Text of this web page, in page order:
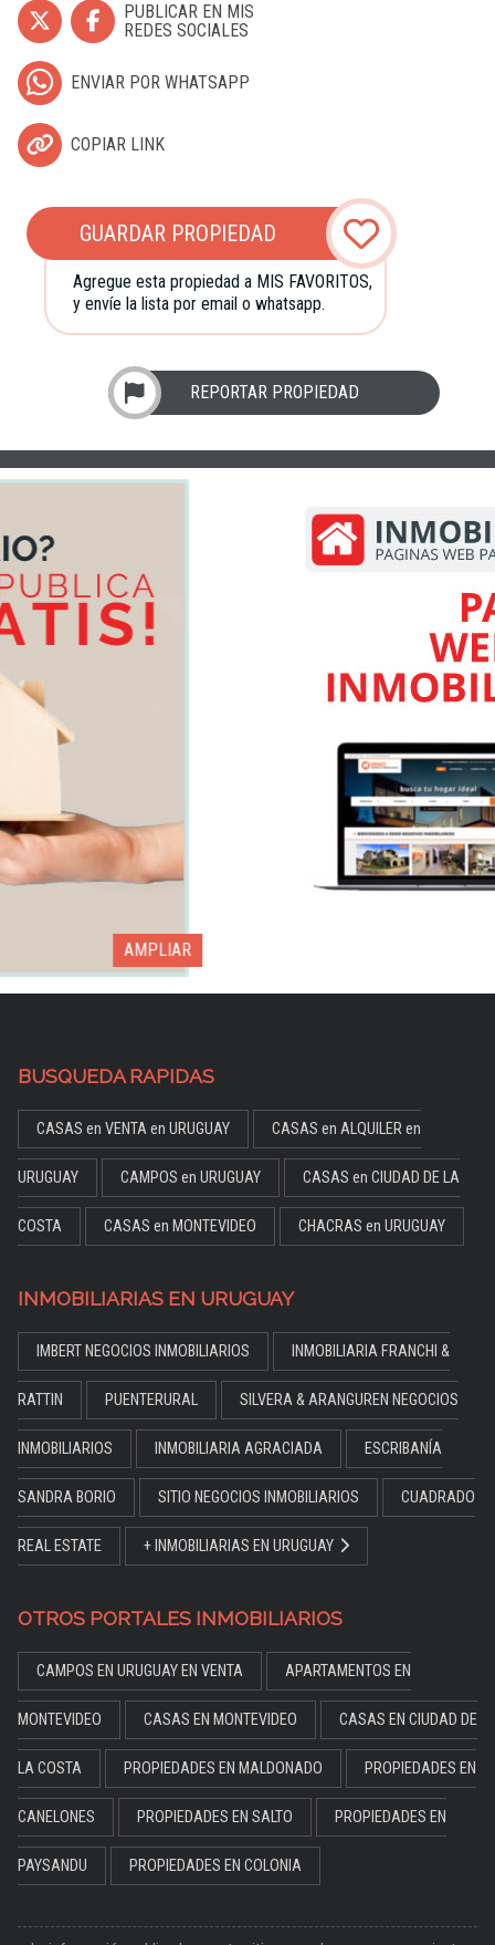
PUBLICAR EN MIS
REDES SOCIALES
ENVIAR POR WHATSAPP
COPIAR LINK
GUARDAR PROPIEDAD
Agregue esta propiedad a MIS FAVORITOS,
y envíe la lista por email o whatsapp.
REPORTAR PROPIEDAD
BUSQUEDA RAPIDAS
CASAS en VENTA en URUGUAY CASAS en ALQUILER en
URUGUAY CAMPOS en URUGUAY CASAS en CIUDAD DE LA
COSTA CASAS en MONTEVIDEO CHACRAS en URUGUAY
INMOBILIARIAS EN URUGUAY
IMBERT NEGOCIOS INMOBILIARIOS INMOBILIARIA FRANCHI &
RATTIN PUENTERURAL SILVERA & ARANGUREN NEGOCIOS
INMOBILIARIOS INMOBILIARIA AGRACIADA ESCRIBANÍA
SANDRA BORIO SITIO NEGOCIOS INMOBILIARIOS CUADRADO
REAL ESTATE + INMOBILIARIAS EN URUGUAY
OTROS PORTALES INMOBILIARIOS
CAMPOS EN URUGUAY EN VENTA APARTAMENTOS EN
MONTEVIDEO CASAS EN MONTEVIDEO CASAS EN CIUDAD DE
LA COSTA PROPIEDADES EN MALDONADO PROPIEDADES EN
CANELONES PROPIEDADES EN SALTO PROPIEDADES EN
PAYSANDU PROPIEDADES EN COLONIA